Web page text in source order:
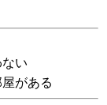
い
がある